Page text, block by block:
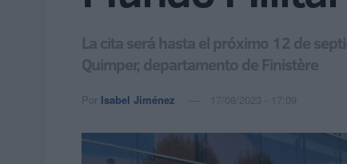
La cita será hasta el próximo 12 de
Quimper, departamento de Finistère
Por Isabel Jiménez 17/08/2023 - 17:09